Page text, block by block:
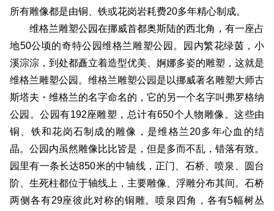
所有雕像都是由铜、铁或花岗岩耗费20多年精心制成。
维格兰雕塑公园在挪威首都奥斯陆的西北角，有一座占
地50公顷的奇特公园维格兰雕塑公园。园内繁花绿茵，小
溪淙淙，到处都矗立着造型优美、婀娜多姿的雕塑，这就是
维格兰雕塑公园。维格兰雕塑公园是以挪威著名雕塑大师古
斯塔夫・维格兰的名字命名的，它的另一个名字叫弗罗格纳
公园。公园有192座雕塑，总计有650个人物雕像。这些由
铜、铁和花岗石制成的雕像，是维格兰20多年心血的结
晶。公园内虽然雕像比比皆是，但是多而不乱，错落有致。
园里有一条长达850米的中轴线，正门、石桥、喷泉、圆台
阶、生死柱都位于轴线上，主要雕像、浮雕分布其间。石桥
两侧各有29座彼此对称的铜雕。喷泉四角，各有5幅树丛